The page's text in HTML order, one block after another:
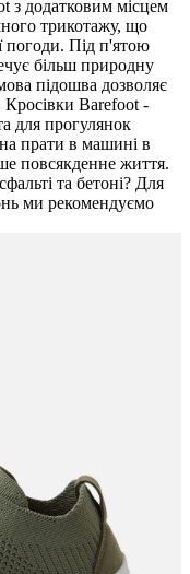
з додатковим місцем
трикотажу, що
погоди. Під п'ятою
більш природну
підошва дозволяє
Barefoot -
для прогулянок
прати в машині в
повсякденне життя.
та бетоні? Для
ми рекомендуємо